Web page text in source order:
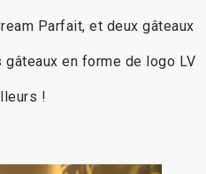
Parfait, et deux gâteaux
en forme de logo LV
!